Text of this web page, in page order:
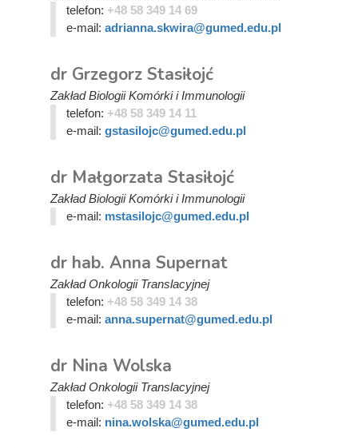
telefon: +48 58 349 14 69
e-mail: adrianna.skwira@gumed.edu.pl
dr Grzegorz Stasiłojć
Zakład Biologii Komórki i Immunologii
telefon: +48 58 349 14 11
e-mail: gstasilojc@gumed.edu.pl
dr Małgorzata Stasiłojć
Zakład Biologii Komórki i Immunologii
e-mail: mstasilojc@gumed.edu.pl
dr hab. Anna Supernat
Zakład Onkologii Translacyjnej
telefon: +48 58 349 14 38
e-mail: anna.supernat@gumed.edu.pl
dr Nina Wolska
Zakład Onkologii Translacyjnej
telefon: +48 58 349 14 38
e-mail: nina.wolska@gumed.edu.pl